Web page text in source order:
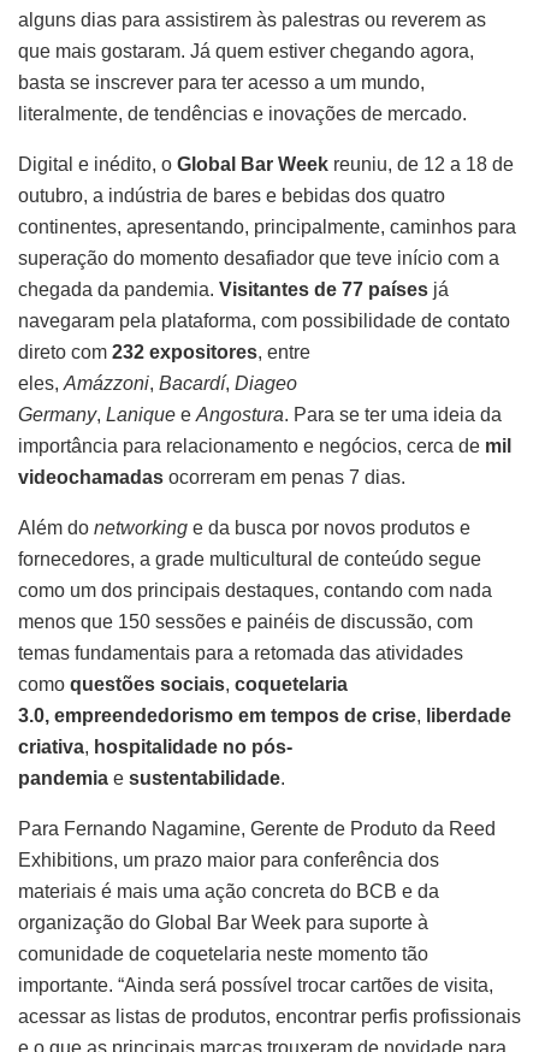
alguns dias para assistirem às palestras ou reverem as
que mais gostaram. Já quem estiver chegando agora,
basta se inscrever para ter acesso a um mundo,
literalmente, de tendências e inovações de mercado.
Digital e inédito, o Global Bar Week reuniu, de 12 a 18 de
outubro, a indústria de bares e bebidas dos quatro
continentes, apresentando, principalmente, caminhos para
superação do momento desafiador que teve início com a
chegada da pandemia. Visitantes de 77 países já
navegaram pela plataforma, com possibilidade de contato
direto com 232 expositores, entre
eles, Amázzoni, Bacardí, Diageo
Germany, Lanique e Angostura. Para se ter uma ideia da
importância para relacionamento e negócios, cerca de mil
videochamadas ocorreram em penas 7 dias.
Além do networking e da busca por novos produtos e
fornecedores, a grade multicultural de conteúdo segue
como um dos principais destaques, contando com nada
menos que 150 sessões e painéis de discussão, com
temas fundamentais para a retomada das atividades
como questões sociais, coquetelaria
3.0, empreendedorismo em tempos de crise, liberdade
criativa, hospitalidade no pós-
pandemia e sustentabilidade.
Para Fernando Nagamine, Gerente de Produto da Reed
Exhibitions, um prazo maior para conferência dos
materiais é mais uma ação concreta do BCB e da
organização do Global Bar Week para suporte à
comunidade de coquetelaria neste momento tão
importante. “Ainda será possível trocar cartões de visita,
acessar as listas de produtos, encontrar perfis profissionais
e o que as principais marcas trouxeram de novidade para